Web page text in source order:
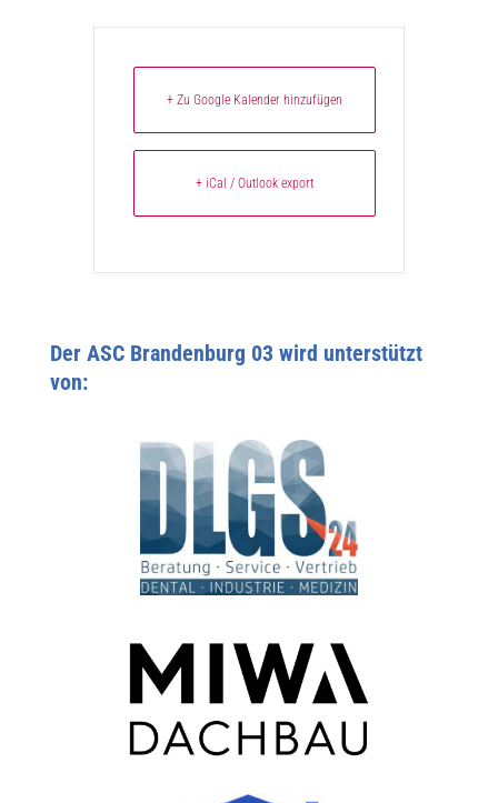
+ Zu Google Kalender hinzufügen
+ iCal / Outlook export
Der ASC Brandenburg 03 wird unterstützt
von: